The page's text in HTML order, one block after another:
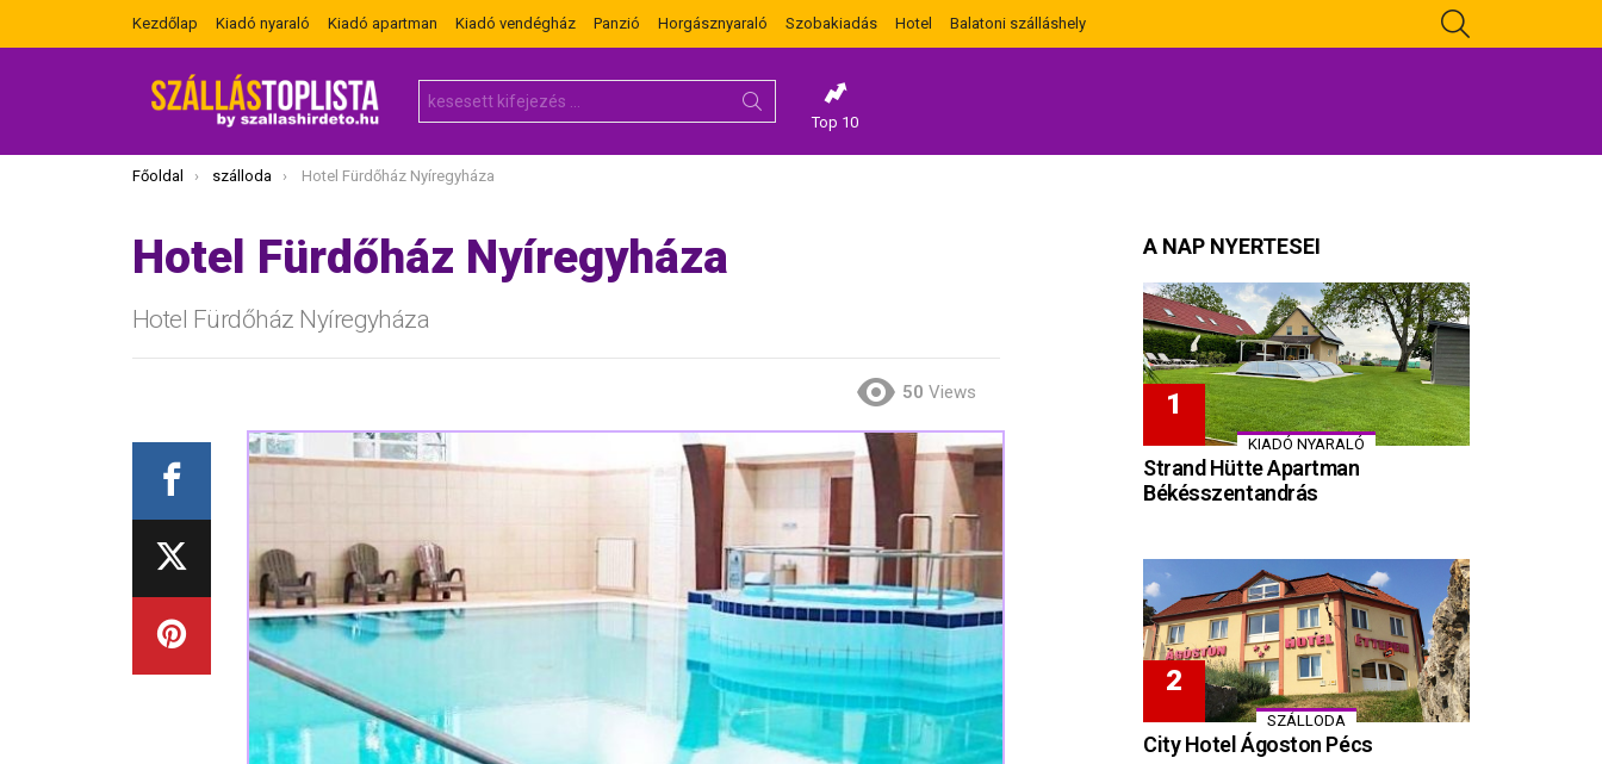
Kezdőlap Kiadó nyaraló Kiadó apartman Kiadó vendégház Panzió Horgásznyaraló Szobakiadás Hotel Balatoni szálláshely
for:
Top 10
Itt vagy most:
Főoldal szálloda Hotel Fürdőház Nyíregyháza
Hotel Fürdőház Nyíregyháza
Hotel Fürdőház Nyíregyháza
50 Views
A NAP NYERTESEI
KIADÓ NYARALÓ
Strand Hütte Apartman
Békésszentandrás
SZÁLLODA
City Hotel Ágoston Pécs